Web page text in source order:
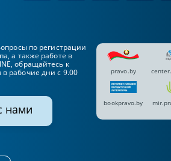
по регистрации
а также работе в
обращайтесь к
рабочие дни с 9.00
нами
pravo.by
bookpravo.by